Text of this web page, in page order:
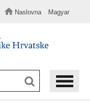
Naslovna Magyar